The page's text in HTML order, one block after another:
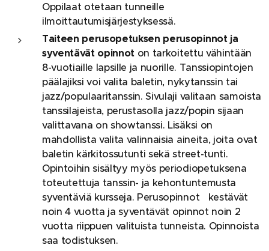
Oppilaat otetaan tunneille
ilmoittautumisjärjestyksessä.
Taiteen perusopetuksen perusopinnot ja
syventävät opinnot on tarkoitettu vähintään
8-vuotiaille lapsille ja nuorille. Tanssiopintojen
päälajiksi voi valita baletin, nykytanssin tai
jazz/populaaritanssin. Sivulaji valitaan samoista
tanssilajeista, perustasolla jazz/popin sijaan
valittavana on showtanssi. Lisäksi on
mahdollista valita valinnaisia aineita, joita ovat
baletin kärkitossutunti sekä street-tunti.
Opintoihin sisältyy myös periodiopetuksena
toteutettuja tanssin- ja kehontuntemusta
syventäviä kursseja. Perusopinnot kestävät
noin 4 vuotta ja syventävät opinnot noin 2
vuotta riippuen valituista tunneista. Opinnoista
saa todistuksen.